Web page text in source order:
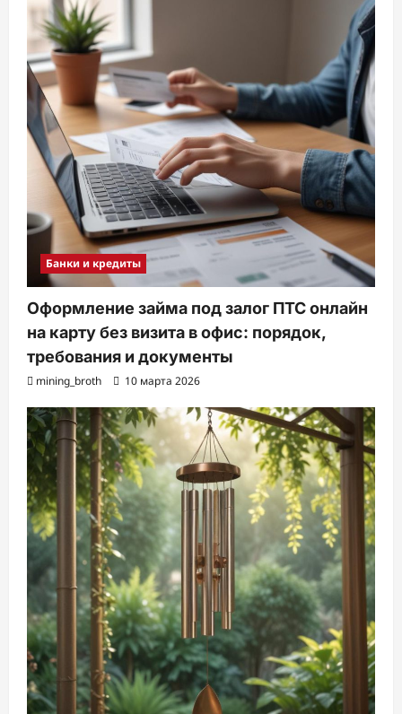
Банки и кредиты
Оформление займа под залог ПТС онлайн
на карту без визита в офис: порядок,
требования и документы
mining_broth 10 марта 2026